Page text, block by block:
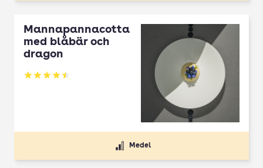
Mannapannacotta
med blåbär och
dragon
Betyg: 4.5 av 5
Medel